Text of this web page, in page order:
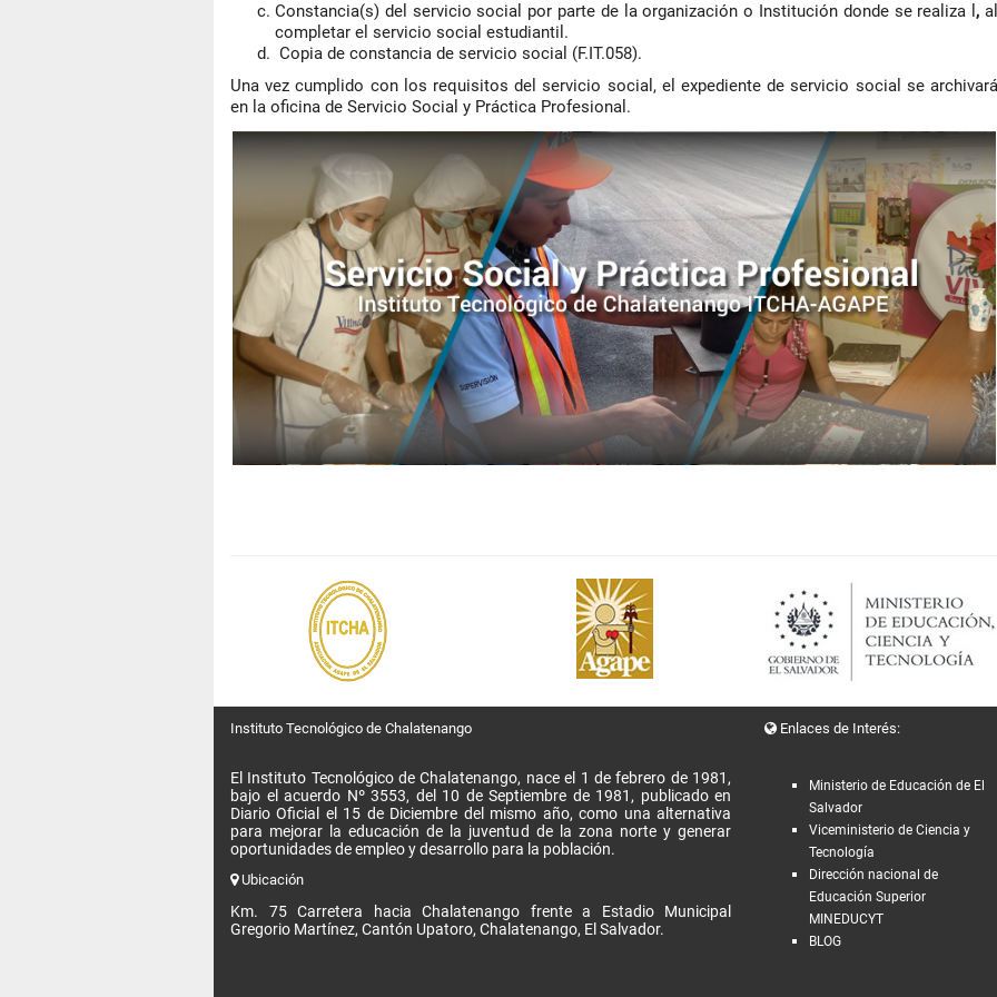
Constancia(s) del servicio social por parte de la organización o Institución donde se realiza l,
completar el servicio social estudiantil.
Copia de constancia de servicio social (F.IT.058).
Una vez cumplido con los requisitos del servicio social, el expediente de servicio social se archivará
en la oficina de Servicio Social y Práctica Profesional.
Instituto Tecnológico de Chalatenango
El Instituto Tecnológico de Chalatenango, nace el 1 de febrero de 1981,
bajo el acuerdo Nº 3553, del 10 de Septiembre de 1981, publicado en
Diario Oficial el 15 de Diciembre del mismo año, como una alternativa
para mejorar la educación de la juventud de la zona norte y generar
oportunidades de empleo y desarrollo para la población.
Ubicación
Km. 75 Carretera hacia Chalatenango frente a Estadio Municipal
Gregorio Martínez, Cantón Upatoro, Chalatenango, El Salvador.
Enlaces de Interés:
Ministerio de Educación de El
Salvador
Viceministerio de Ciencia y
Tecnología
Dirección nacional de
Educación Superior
MINEDUCYT
BLOG